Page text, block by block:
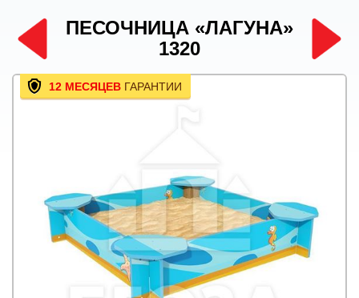
ПЕСОЧНИЦА «ЛАГУНА»
1320
12 МЕСЯЦЕВ ГАРАНТИИ